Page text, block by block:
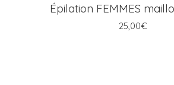
Épilation FEMMES
25,00€